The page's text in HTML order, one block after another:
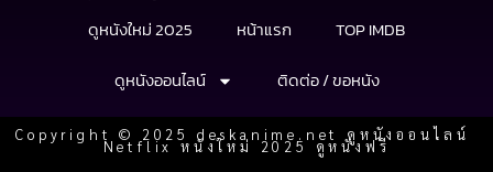
ดูหนังใหม่ 2025 หน้าแรก
TOP IMDB
ดูหนังออนไลน์
ติดต่อ / ขอหนัง
Copyright © 2025 deskanime.net ดูหนังออนไลน์
Netflix หนังใหม่ 2025 ดูหนังฟรี